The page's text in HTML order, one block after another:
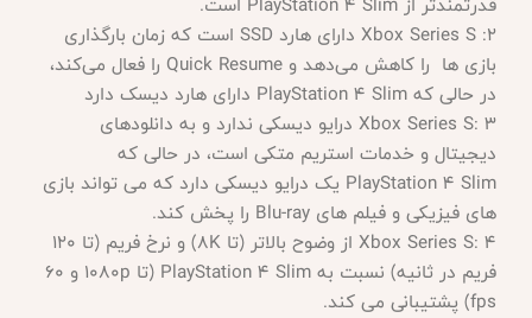
Xbox Series S :2 دارای هارد SSD است که زمان بارگذاری
بازی ها را کاهش می‌دهد و Quick Resume را فعال می‌کند،
در حالی که PlayStation 4 Slim دارای هارد دیسک دارد
Xbox Series S: 3 درایو دیسکی ندارد و به دانلودهای
دیجیتال و خدمات استریم متکی است، در حالی که
PlayStation 4 Slim یک درایو دیسکی دارد که می تواند بازی
های فیزیکی و فیلم های Blu-ray را پخش کند.
Xbox Series S: 4 از وضوح بالاتر (تا 8K) و نرخ فریم (تا 120
فریم در ثانیه) نسبت به PlayStation 4 Slim (تا 1080p و 60
fps) پشتیبانی می کند.